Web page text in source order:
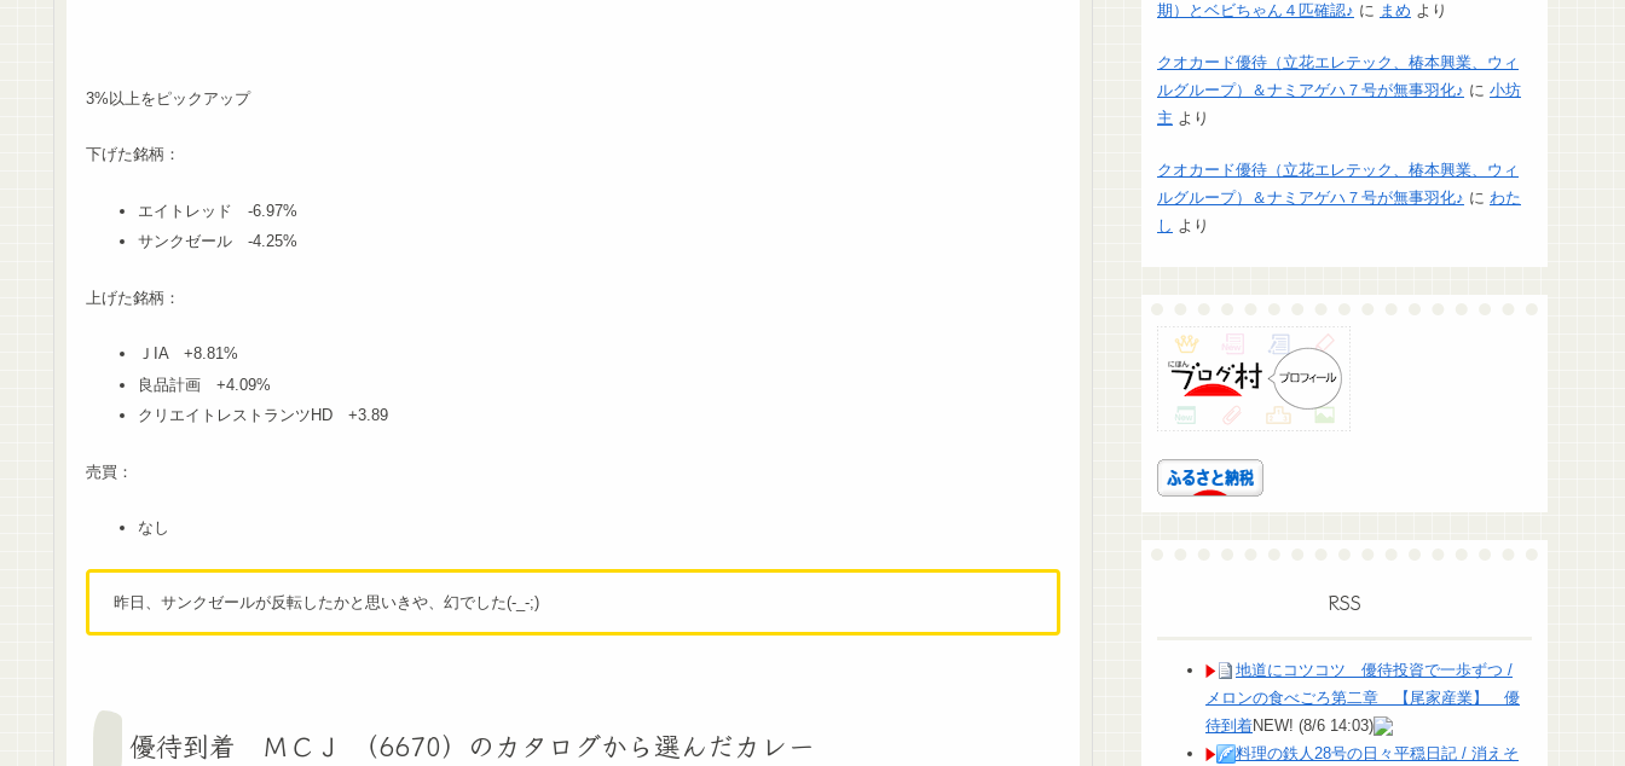
3%以上をピックアップ
下げた銘柄：
エイトレッド -6.97%
サンクゼール -4.25%
上げた銘柄：
ＪIA +8.81%
良品計画 +4.09%
クリエイトレストランツHD +3.89
売買：
なし
昨日、サンクゼールが反転したかと思いきや、幻でした(-_-;)
優待到着 ＭＣＪ （6670）のカタログから選んだカレー
期）とベビちゃん４匹確認♪ に まめ より
クオカード優待（立花エレテック、椿本興業、ウィ
ルグループ）＆ナミアゲハ７号が無事羽化♪ に 小坊
主 より
クオカード優待（立花エレテック、椿本興業、ウィ
ルグループ）＆ナミアゲハ７号が無事羽化♪ に わた
し より
RSS
地道にコツコツ 優待投資で一歩ずつ /
メロンの食べごろ第二章 【尾家産業】 優
待到着NEW! (8/6 14:03)
料理の鉄人28号の日々平穏日記 / 消えそ